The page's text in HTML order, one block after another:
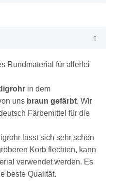
Rundmaterial für allerlei
in dem
uns braun gefärbt. Wir
Färbemittel für die
lässt sich sehr schön
Korb flechten, kann
verwendet werden. Es
beste Qualität.